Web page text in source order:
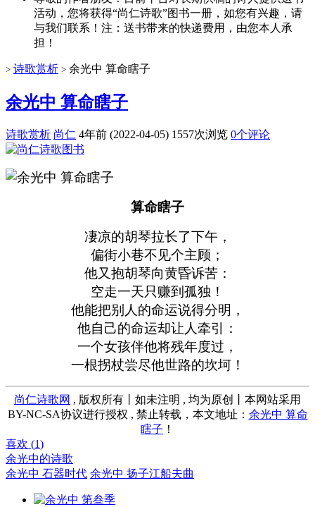
活动，您将获得“尚仁诗歌”图书一册，如您有兴趣，请
与我们联系！注：送书带来的快递费用，由您本人承
担！
> 诗歌赏析 > 余光中 算命瞎子
余光中 算命瞎子
诗歌赏析 尚仁 4年前 (2022-04-05) 1557次浏览 0个评论
算命瞎子
凄凉的胡琴拉长了下午，
偏街小巷不见个主顾；
他又抱胡琴向黄昏诉苦：
空走一天只赚到孤独！
他能把别人的命运说得分明，
他自己的命运却让人牵引：
一个女孩伴他将残年度过，
一根拐杖尝尽他世路的坎坷！
尚仁诗歌网 , 版权所有丨如未注明 , 均为原创丨本网站采用
BY-NC-SA协议进行授权 , 禁止转载，本文地址： 余光中 算命
瞎子 ！
喜欢 (1)
余光中的诗歌
余光中 石器时代 余光中 扬子江船夫曲